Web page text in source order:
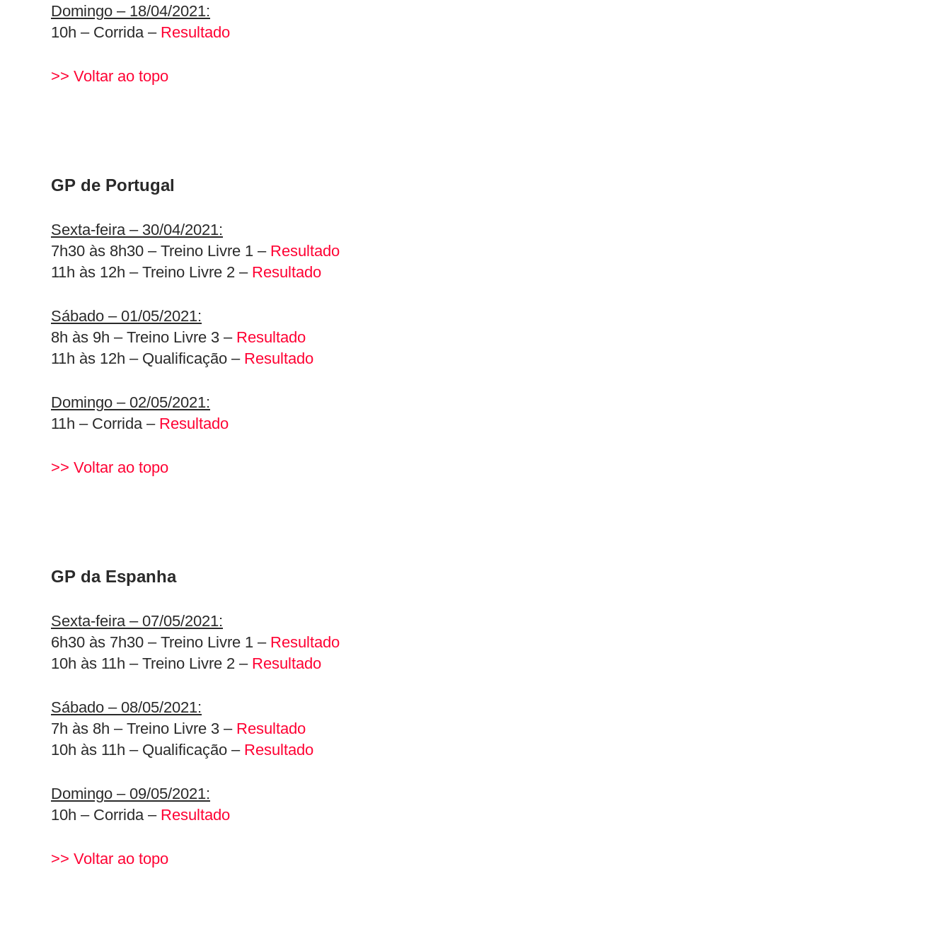
Domingo – 18/04/2021:
10h – Corrida – Resultado
>> Voltar ao topo
GP de Portugal
Sexta-feira – 30/04/2021:
7h30 às 8h30 – Treino Livre 1 – Resultado
11h às 12h – Treino Livre 2 – Resultado
Sábado – 01/05/2021:
8h às 9h – Treino Livre 3 – Resultado
11h às 12h – Qualificação – Resultado
Domingo – 02/05/2021:
11h – Corrida – Resultado
>> Voltar ao topo
GP da Espanha
Sexta-feira – 07/05/2021:
6h30 às 7h30 – Treino Livre 1 – Resultado
10h às 11h – Treino Livre 2 – Resultado
Sábado – 08/05/2021:
7h às 8h – Treino Livre 3 – Resultado
10h às 11h – Qualificação – Resultado
Domingo – 09/05/2021:
10h – Corrida – Resultado
>> Voltar ao topo